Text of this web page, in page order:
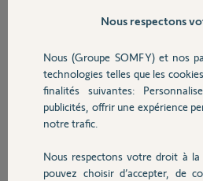
Sécurité
Domotique
Chauffage
Je suis à l’installation d’un volet roulant
savoir si l’on peut inverser la position
Merci,
GÉRARD L.
il y a environ 4 ans
Nous respectons
Nous (Groupe SOMFY) et nos
technologies telles que les
finalités suivantes:
publicités, offrir une expérience
notre trafic.
Nous respectons votre droit à
pouvez choisir d’accepter, de